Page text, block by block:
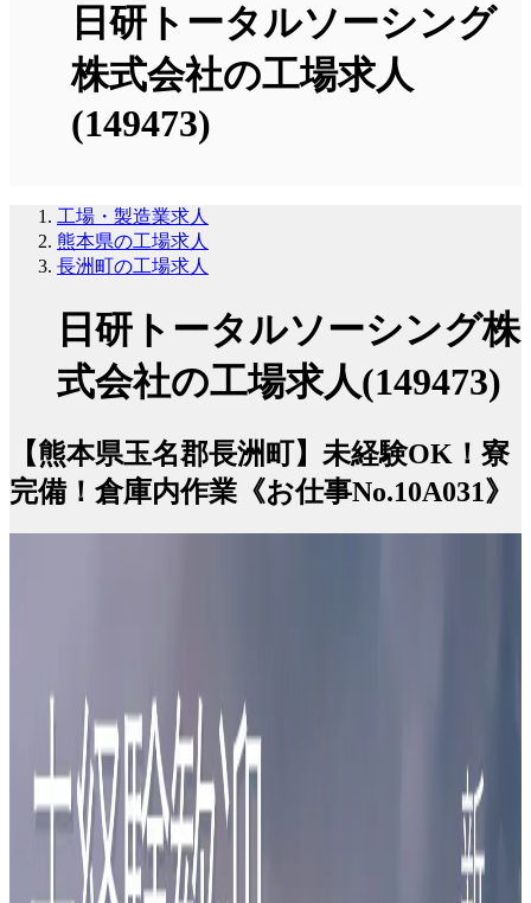
日研トータルソーシング
株式会社の工場求人
(149473)
工場・製造業求人
熊本県の工場求人
長洲町の工場求人
日研トータルソーシング株
式会社の工場求人(149473)
【熊本県玉名郡長洲町】未経験OK！寮
完備！倉庫内作業《お仕事No.10A031》